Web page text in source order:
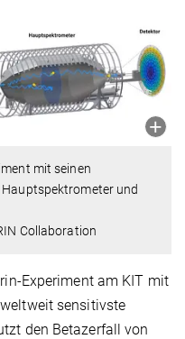
mit seinen
und
Collaboration
Experiment am KIT mit
sensitivste
den Betazerfall von